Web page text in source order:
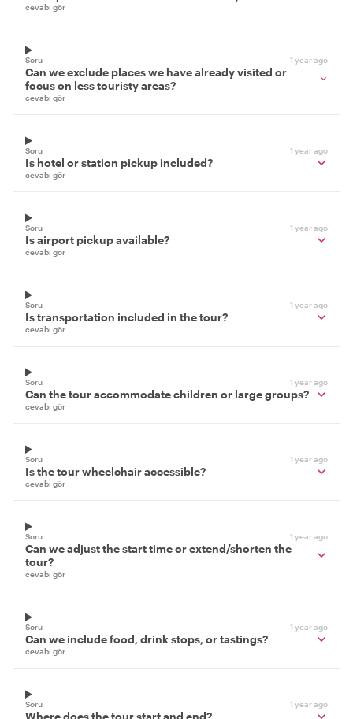
cevabı gör
Soru 1 year ago
Can we exclude places we have already visited or
focus on less touristy areas?
cevabı gör
Soru 1 year ago
Is hotel or station pickup included?
cevabı gör
Soru 1 year ago
Is airport pickup available?
cevabı gör
Soru 1 year ago
Is transportation included in the tour?
cevabı gör
Soru 1 year ago
Can the tour accommodate children or large groups?
cevabı gör
Soru 1 year ago
Is the tour wheelchair accessible?
cevabı gör
Soru 1 year ago
Can we adjust the start time or extend/shorten the
tour?
cevabı gör
Soru 1 year ago
Can we include food, drink stops, or tastings?
cevabı gör
Soru 1 year ago
Where does the tour start and end?